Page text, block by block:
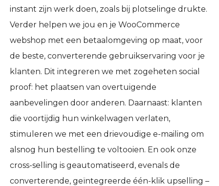
instant zijn werk doen, zoals bij plotselinge drukte.
Verder helpen we jou en je WooCommerce
webshop met een betaalomgeving op maat, voor
de beste, converterende gebruikservaring voor je
klanten. Dit integreren we met zogeheten social
proof: het plaatsen van overtuigende
aanbevelingen door anderen. Daarnaast: klanten
die voortijdig hun winkelwagen verlaten,
stimuleren we met een drievoudige e-mailing om
alsnog hun bestelling te voltooien. En ook onze
cross-selling is geautomatiseerd, evenals de
converterende, geïntegreerde één-klik upselling –